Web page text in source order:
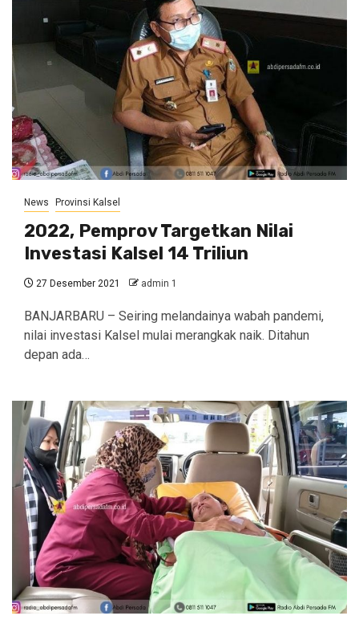
News Provinsi Kalsel
2022, Pemprov Targetkan Nilai
Investasi Kalsel 14 Triliun
27 Desember 2021 admin 1
BANJARBARU – Seiring melandainya wabah pandemi,
nilai investasi Kalsel mulai merangkak naik. Ditahun
depan ada…